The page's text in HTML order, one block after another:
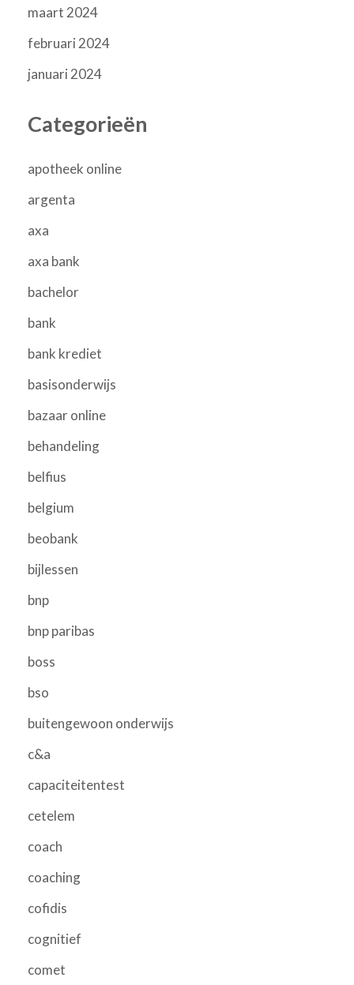
maart 2024
februari 2024
januari 2024
Categorieën
apotheek online
argenta
axa
axa bank
bachelor
bank
bank krediet
basisonderwijs
bazaar online
behandeling
belfius
belgium
beobank
bijlessen
bnp
bnp paribas
boss
bso
buitengewoon onderwijs
c&a
capaciteitentest
cetelem
coach
coaching
cofidis
cognitief
comet